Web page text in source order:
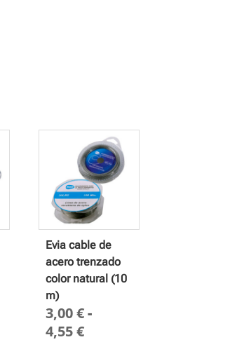
Evia cable de
acero trenzado
color natural (10
m)
3,00€-
4,55€Rango